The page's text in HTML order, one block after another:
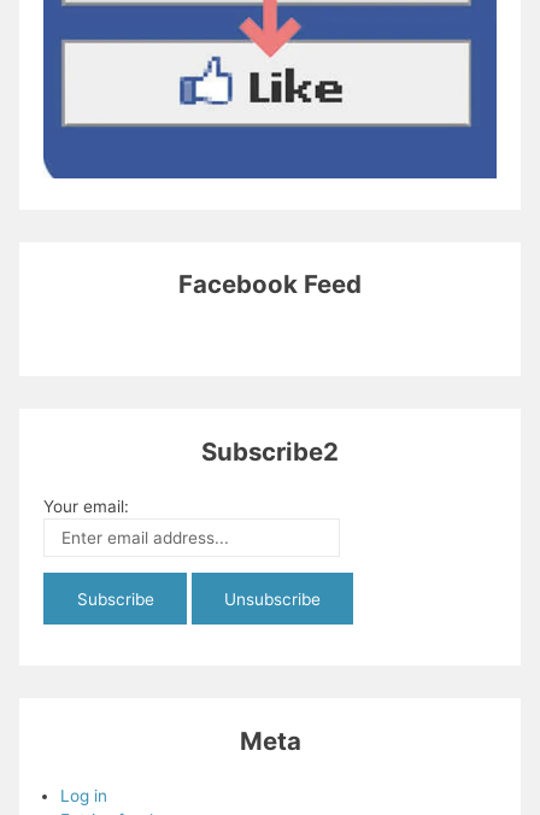
Facebook Feed
Subscribe2
Your email:
Meta
Log in